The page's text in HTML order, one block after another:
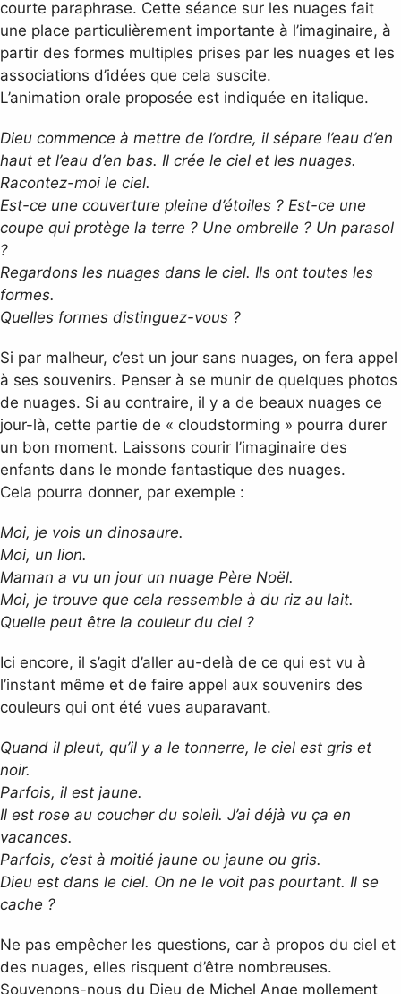
courte paraphrase. Cette séance sur les nuages fait
une place particulièrement importante à l’imaginaire, à
partir des formes multiples prises par les nuages et les
associations d’idées que cela suscite.
L’animation orale proposée est indiquée en italique.
Dieu commence à mettre de l’ordre, il sépare l’eau d’en
haut et l’eau d’en bas. Il crée le ciel et les nuages.
Racontez-moi le ciel.
Est-ce une couverture pleine d’étoiles ? Est-ce une
coupe qui protège la terre ? Une ombrelle ? Un parasol
?
Regardons les nuages dans le ciel. Ils ont toutes les
formes.
Quelles formes distinguez-vous ?
Si par malheur, c’est un jour sans nuages, on fera appel
à ses souvenirs. Penser à se munir de quelques photos
de nuages. Si au contraire, il y a de beaux nuages ce
jour-là, cette partie de « cloudstorming » pourra durer
un bon moment. Laissons courir l’imaginaire des
enfants dans le monde fantastique des nuages.
Cela pourra donner, par exemple :
Moi, je vois un dinosaure.
Moi, un lion.
Maman a vu un jour un nuage Père Noël.
Moi, je trouve que cela ressemble à du riz au lait.
Quelle peut être la couleur du ciel ?
Ici encore, il s’agit d’aller au-delà de ce qui est vu à
l’instant même et de faire appel aux souvenirs des
couleurs qui ont été vues auparavant.
Quand il pleut, qu’il y a le tonnerre, le ciel est gris et
noir.
Parfois, il est jaune.
Il est rose au coucher du soleil. J’ai déjà vu ça en
vacances.
Parfois, c’est à moitié jaune ou jaune ou gris.
Dieu est dans le ciel. On ne le voit pas pourtant. Il se
cache ?
Ne pas empêcher les questions, car à propos du ciel et
des nuages, elles risquent d’être nombreuses.
Souvenons-nous du Dieu de Michel Ange mollement